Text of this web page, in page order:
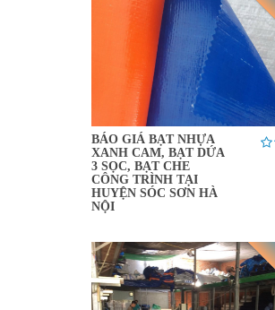
BÁO GIÁ BẠT NHỰA
XANH CAM, BẠT DỨA
3 SỌC, BẠT CHE
CÔNG TRÌNH TẠI
HUYỆN SÓC SƠN HÀ
NỘI